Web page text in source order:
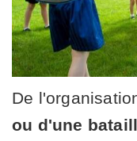
De
ou d'une